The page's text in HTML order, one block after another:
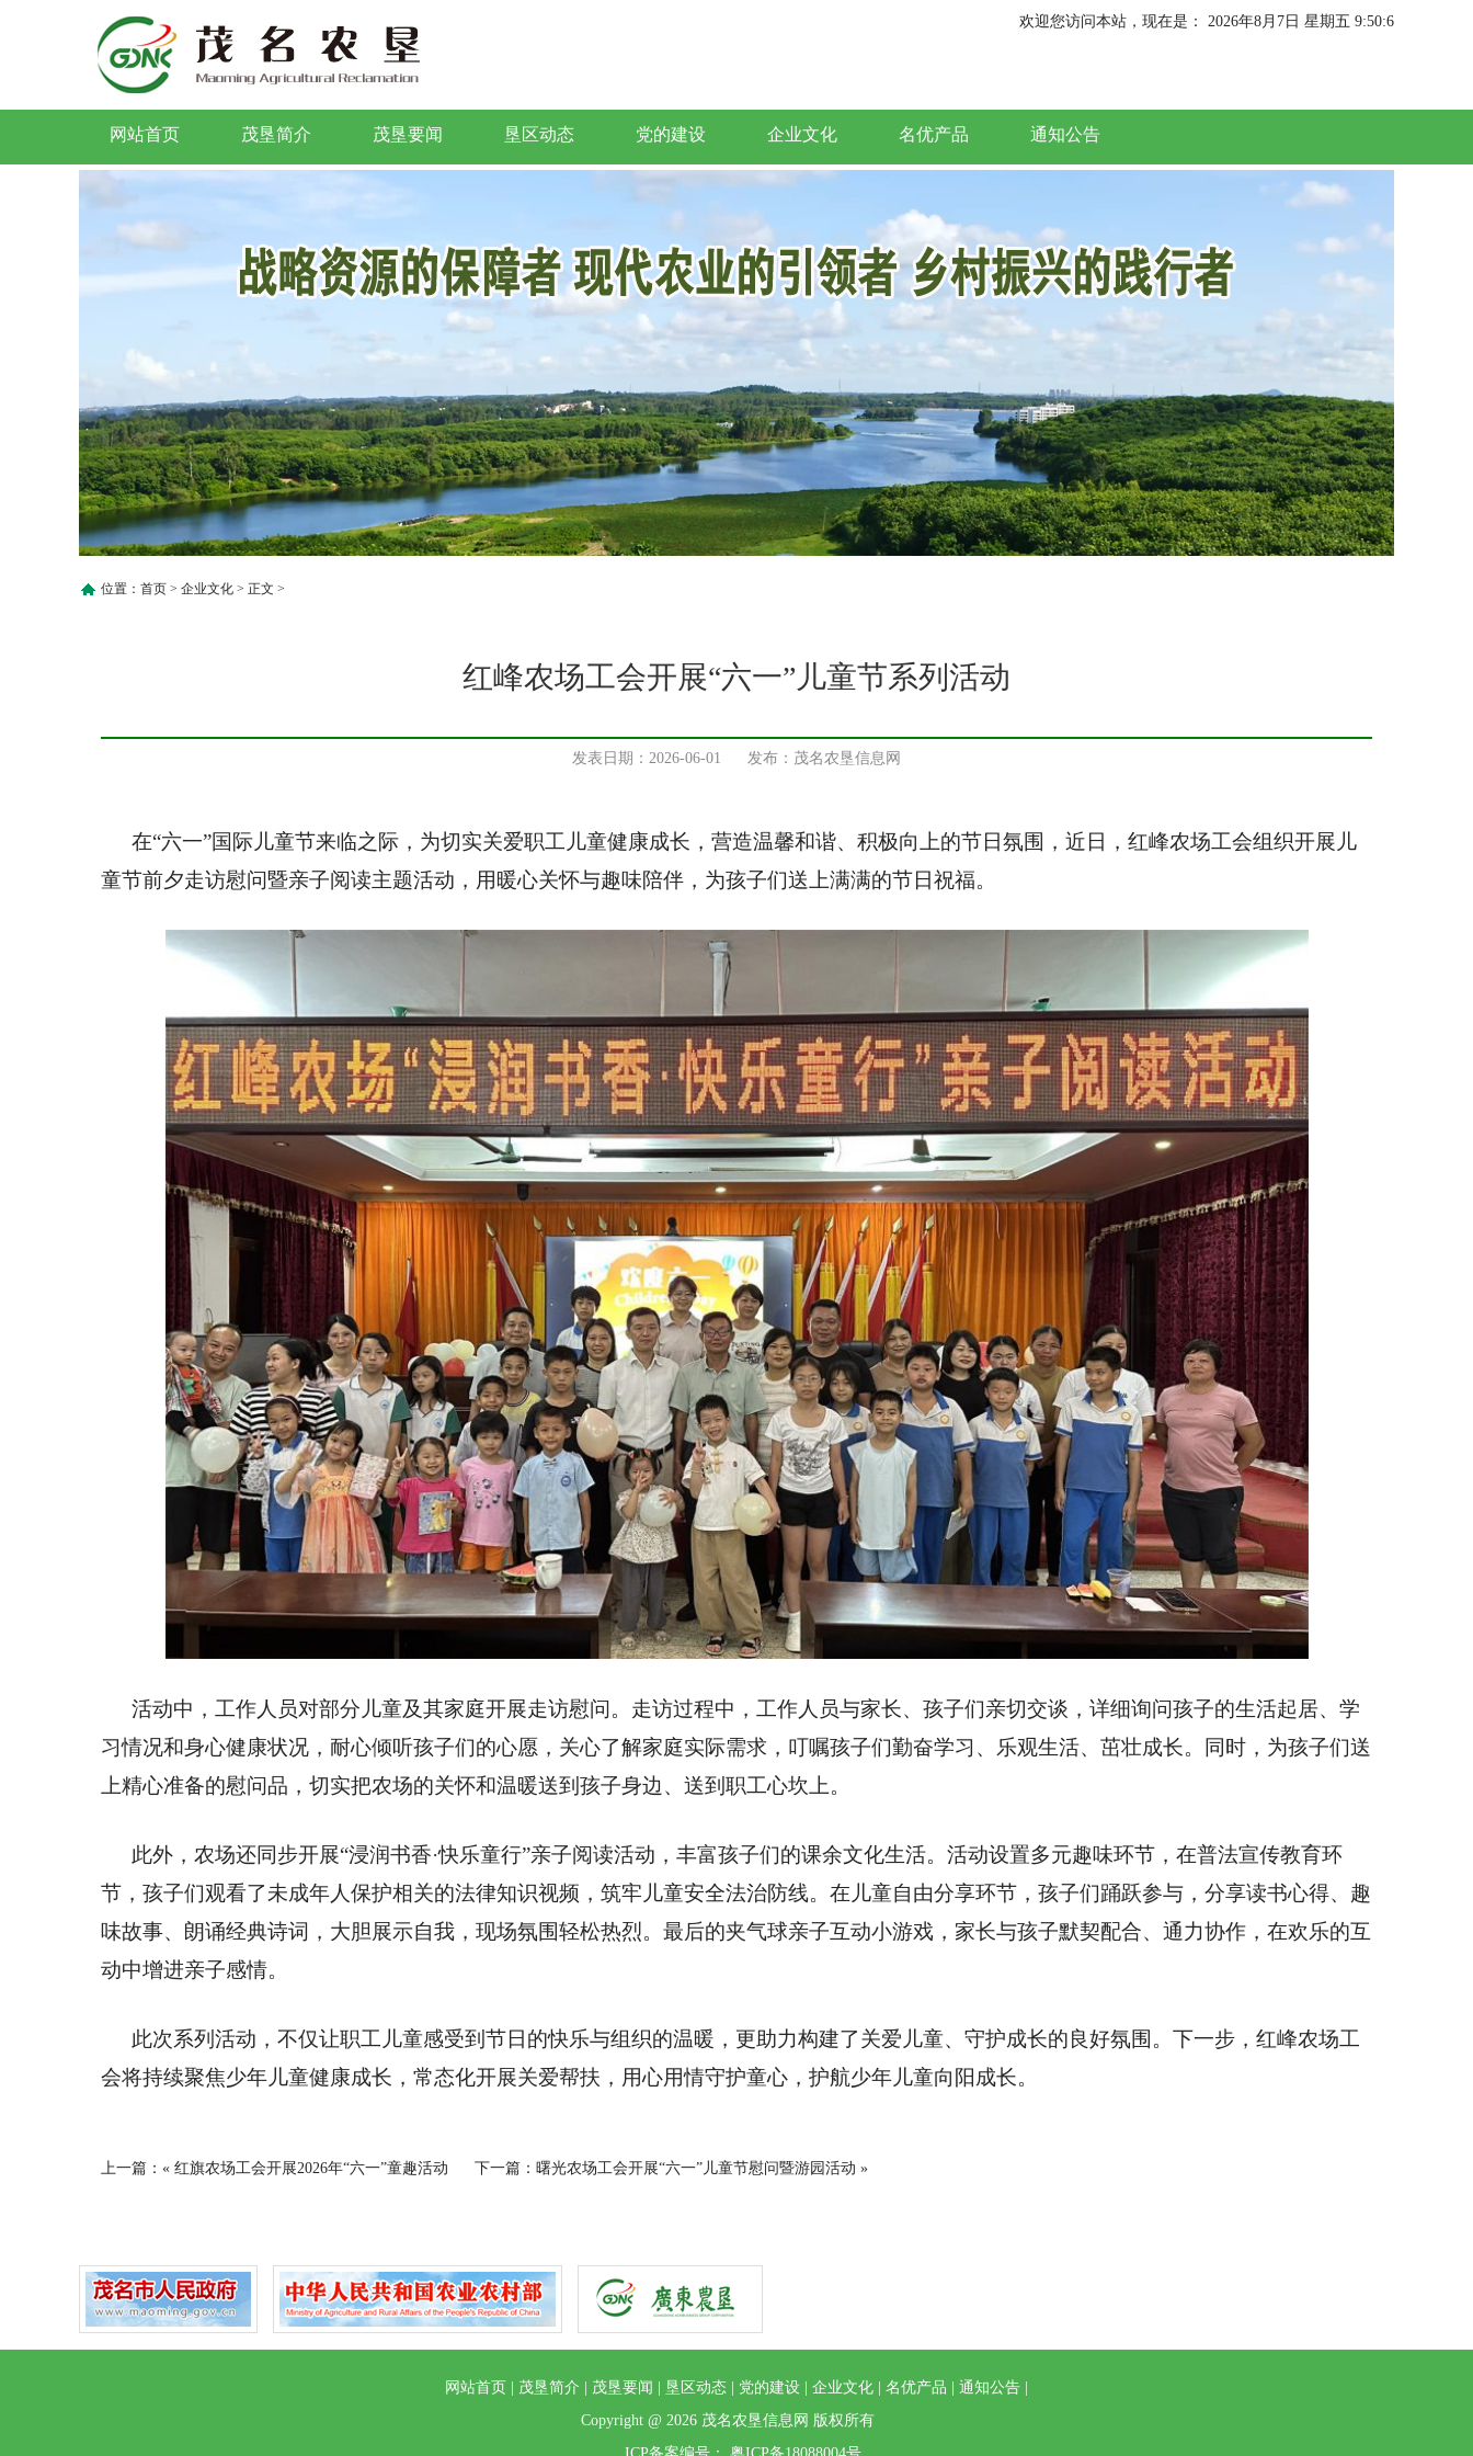
欢迎您访问本站，现在是： 2026年8月7日 星期五 9:50:6
网站首页 茂垦简介 茂垦要闻 垦区动态 党的建设 企业文化 名优产品 通知公告
位置： 首页 > 企业文化 > 正文 >
红峰农场工会开展“六一”儿童节系列活动
发表日期：2026-06-01 发布：茂名农垦信息网
在“六一”国际儿童节来临之际，为切实关爱职工儿童健康成长，营造温馨和谐、积极向上的节日氛围，近日，红峰农场工会组织开展儿
童节前夕走访慰问暨亲子阅读主题活动，用暖心关怀与趣味陪伴，为孩子们送上满满的节日祝福。
活动中，工作人员对部分儿童及其家庭开展走访慰问。走访过程中，工作人员与家长、孩子们亲切交谈，详细询问孩子的生活起居、学
习情况和身心健康状况，耐心倾听孩子们的心愿，关心了解家庭实际需求，叮嘱孩子们勤奋学习、乐观生活、茁壮成长。同时，为孩子们送
上精心准备的慰问品，切实把农场的关怀和温暖送到孩子身边、送到职工心坎上。
此外，农场还同步开展“浸润书香·快乐童行”亲子阅读活动，丰富孩子们的课余文化生活。活动设置多元趣味环节，在普法宣传教育环
节，孩子们观看了未成年人保护相关的法律知识视频，筑牢儿童安全法治防线。在儿童自由分享环节，孩子们踊跃参与，分享读书心得、趣
味故事、朗诵经典诗词，大胆展示自我，现场氛围轻松热烈。最后的夹气球亲子互动小游戏，家长与孩子默契配合、通力协作，在欢乐的互
动中增进亲子感情。
此次系列活动，不仅让职工儿童感受到节日的快乐与组织的温暖，更助力构建了关爱儿童、守护成长的良好氛围。下一步，红峰农场工
会将持续聚焦少年儿童健康成长，常态化开展关爱帮扶，用心用情守护童心，护航少年儿童向阳成长。
上一篇：« 红旗农场工会开展2026年“六一”童趣活动 下一篇： 曙光农场工会开展“六一”儿童节慰问暨游园活动 »
网站首页 茂垦简介 茂垦要闻 垦区动态 党的建设 企业文化 名优产品 通知公告
Copyright @ 2026 茂名农垦信息网 版权所有